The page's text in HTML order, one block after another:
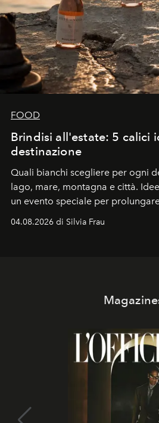
FOOD
Brindisi all'estate: 5 calici
destinazione
Quali bianchi scegliere per ogni
lago, mare, montagna e città.
un evento speciale per
04.08.2026 di Silvia Frau